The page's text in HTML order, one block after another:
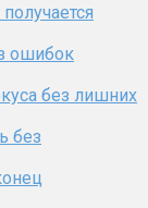
ошибок
без лишних
без